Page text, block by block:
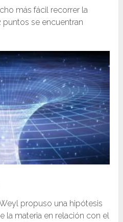
más fácil recorrer la
puntos se encuentran
propuso una hipótesis
la materia en relación con el